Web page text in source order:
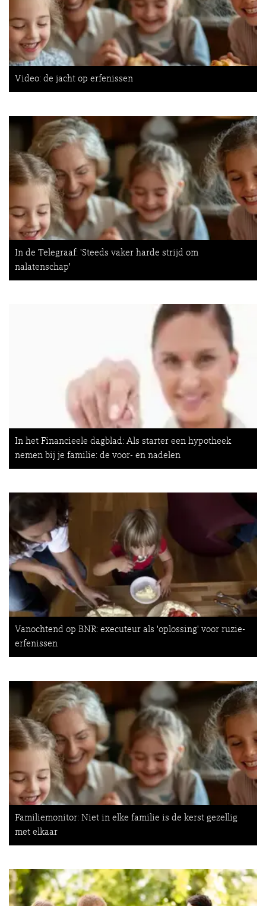
Video: de jacht op erfenissen
In de Telegraaf: 'Steeds vaker harde strijd om
nalatenschap'
In het Financieele dagblad: Als starter een hypotheek
nemen bij je familie: de voor- en nadelen
Vanochtend op BNR: executeur als 'oplossing' voor ruzie-
erfenissen
Familiemonitor: Niet in elke familie is de kerst gezellig
met elkaar